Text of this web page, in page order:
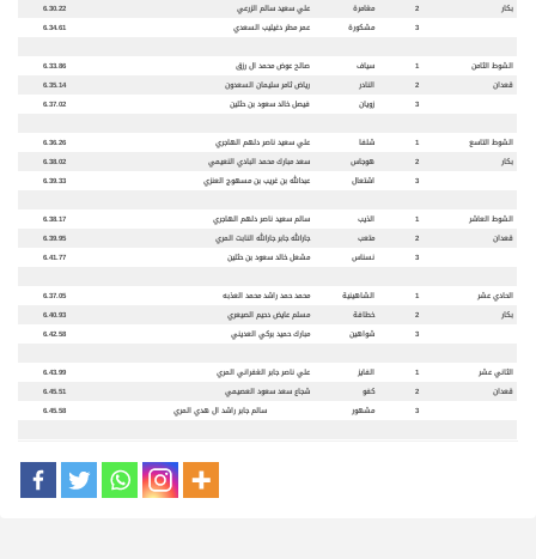
بكار
2 مغامرة علي سعيد سالم الزرعي
6.30.22
3
مشكورة عمر مطر دغيليب السعدي 6.34.61
الشوط الثامن 1 سياف صالح عوض محمد ال رزق
6.33.86
قعدان
2 النادر رياض ثامر سليمان السعدون
6.35.14
3
زويان فيصل خالد سعود بن حثلين 6.37.02
الشوط التاسع 1 شلفا علي سعيد ناصر دلهم الهاجري
6.36.26
بكار
2 هوجاس سعد مبارك محمد البادي النعيمي
6.38.02
3
اشتعال عبدالله بن غريب بن مسهوج العنزي 6.39.33
الشوط العاشر 1 الذيب سالم سعيد ناصر دلهم الهاجري
6.38.17
قعدان
2 متعب جارالله جابر جارالله النابت المري
6.39.95
3
نسناس مشعل خالد سعود بن حثلين 6.41.77
الحادي عشر 1 الشاهينية محمد حمد راشد محمد العذبه
6.37.05
بكار
2 خطافة مسلم عايض دحيم الصيعري
6.40.93
3
شواهين مبارك حميد بركي العديني 6.42.58
الثاني عشر 1 الفايز علي ناصر جابر الغفراني المري
6.43.99
قعدان
2 كفو شجاع سعد سعود العصيمي
6.45.51
3
مشهور سالم جابر راشد ال هدي المري 6.45.58